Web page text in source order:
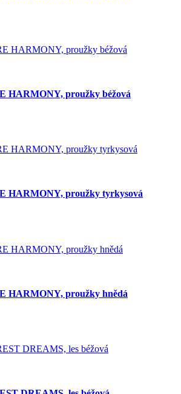
HARMONY, proužky béžová
HARMONY, proužky tyrkysová
HARMONY, proužky hnědá